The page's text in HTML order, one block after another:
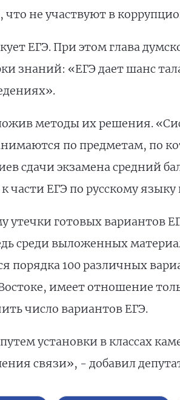
не участвуют в
ЕГЭ. При этом глава
знаний: «ЕГЭ дает шанс
методы их решения.
по предметам, по
сдачи экзамена средний
ЕГЭ по русскому языку
утечки готовых вариантов
среди выложенных
порядка 100 различных
имеет отношение
число вариантов ЕГЭ.
установки в классах
связи», - добавил